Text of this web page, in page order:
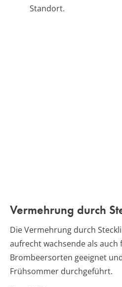
Standort.
Vermehrung durch
Die Vermehrung durch
aufrecht wachsende als auch
Brombeersorten geeignet
Frühsommer durchgeführt.